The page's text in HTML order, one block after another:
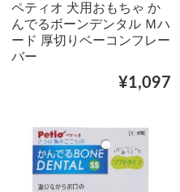
ペティオ 犬用おもちゃ か
んでるボーンデンタル Ｍハ
ード 厚切りベーコンフレー
バー
¥1,097